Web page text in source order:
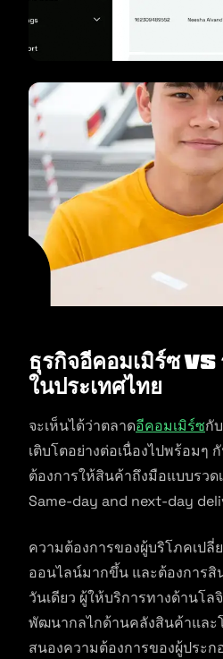
ธุรกิจอีคอมเมิร์ซ
ในประเทศไทย
จะเห็นได้ว่าตลาดอีคอมเมิร์ซกั
เติบโตอย่างต่อเนื่องไปพร้อมๆ
ต้องการให้สินค้าถึงมือแบบรวด
Same-day and next-day
ความต้องการของผู้บริโภคเป
ออนไลน์มากขึ้น และต้องการสิ
วันเดียว ผู้ให้บริการทางด้านโล
พัฒนากลไกด้านคลังสินค้าและ
สนองความต้องการของผู้ประ